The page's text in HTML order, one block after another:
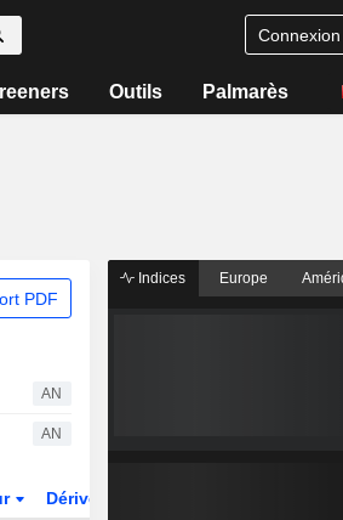
Connexion
Outils Palmarès
PDF
AN
AN
Dérivés
Indices Europe